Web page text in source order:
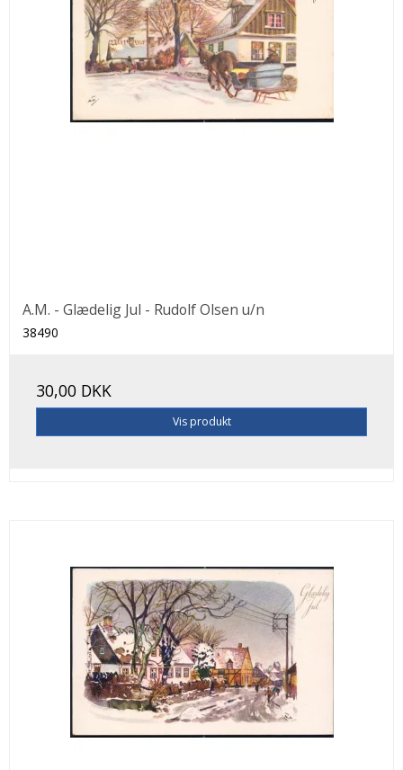
A.M. - Glædelig Jul - Rudolf Olsen u/n
38490
30,00 DKK
Vis produkt